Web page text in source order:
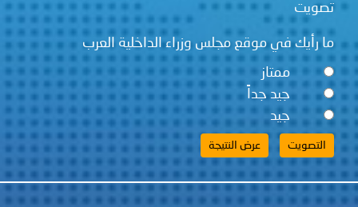
تصويت
ما رأيك في موقع مجلس وزراء الداخلية العرب
ممتاز
جيد جداً
جيد